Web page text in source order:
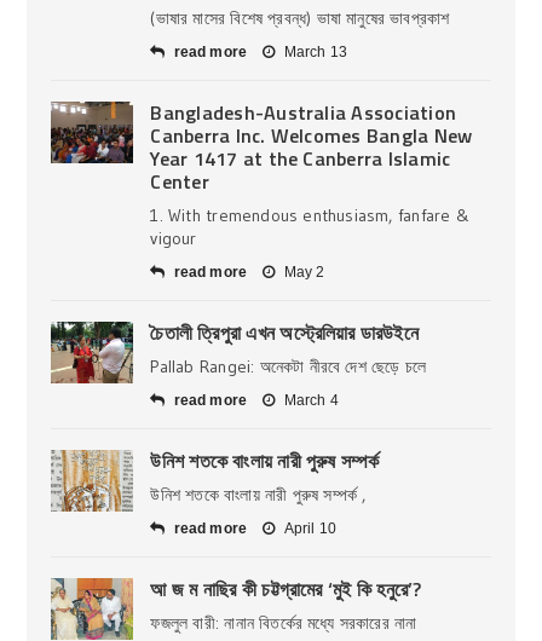
(ভাষার মাসের বিশেষ প্রবন্ধ) ভাষা মানুষের ভাবপ্রকাশ
read more March 13
Bangladesh-Australia Association
Canberra Inc. Welcomes Bangla New
Year 1417 at the Canberra Islamic
Center
1. With tremendous enthusiasm, fanfare &
vigour
read more May 2
চৈতালী ত্রিপুরা এখন অস্ট্রেলিয়ার ডারউইনে
Pallab Rangei: অনেকটা নীরবে দেশ ছেড়ে চলে
read more March 4
উনিশ শতকে বাংলায় নারী পুরুষ সম্পর্ক
উনিশ শতকে বাংলায় নারী পুরুষ সম্পর্ক ,
read more April 10
আ জ ম নাছির কী চট্টগ্রামের ‘মুই কি হনুরে’?
ফজলুল বারী: নানান বিতর্কের মধ্যে সরকারের নানা